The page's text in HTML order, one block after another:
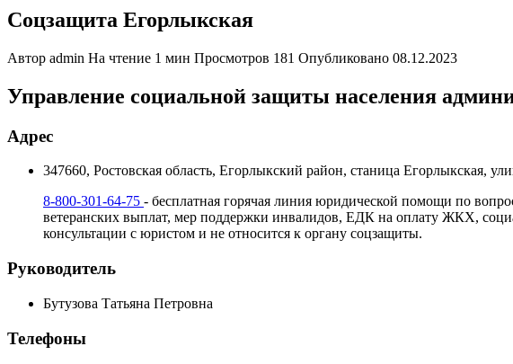
Соцзащита Егорлыкская
Автор admin На чтение 1 мин Просмотров 181 Опубликовано 08.12.2023
Управление социальной защиты населения
Адрес
347660, Ростовская область, Егорлыкский район, станица Егорлыкская,
8-800-301-64-75 - бесплатная горячая линия юридической помощи по
ветеранских выплат, мер поддержки инвалидов, ЕДК на оплату ЖКХ,
консультации с юристом и не относится к органу соцзащиты.
Руководитель
Бутузова Татьяна Петровна
Телефоны